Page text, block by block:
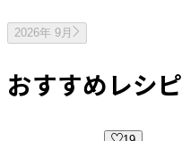
2026年 9月
おすすめレシピ